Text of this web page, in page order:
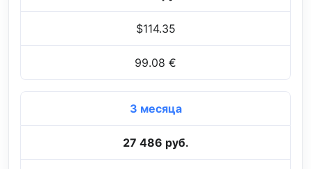
$114.35
99.08 €
3 месяца
27 486 руб.